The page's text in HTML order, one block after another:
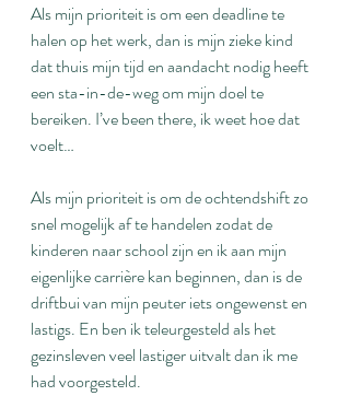
Als mijn prioriteit is om een deadline te
halen op het werk, dan is mijn zieke kind
dat thuis mijn tijd en aandacht nodig heeft
een sta-in-de-weg om mijn doel te
bereiken. I’ve been there, ik weet hoe dat
voelt…
Als mijn prioriteit is om de ochtendshift zo
snel mogelijk af te handelen zodat de
kinderen naar school zijn en ik aan mijn
eigenlijke carrière kan beginnen, dan is de
driftbui van mijn peuter iets ongewenst en
lastigs. En ben ik teleurgesteld als het
gezinsleven veel lastiger uitvalt dan ik me
had voorgesteld.